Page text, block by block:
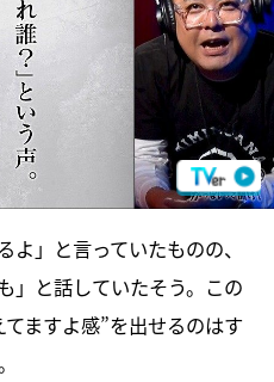
」と言っていたものの、
」と話していたそう。この
ますよ感”を出せるのはす